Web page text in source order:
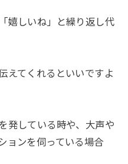
嬉しいね」と繰り返し代
えてくれるといいですよ
発している時や、大声や
ョンを伺っている場合